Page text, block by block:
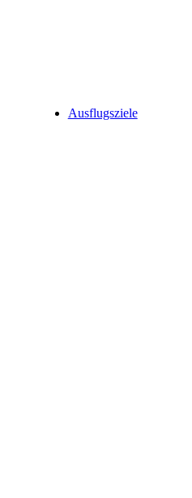
Ausflugsziele